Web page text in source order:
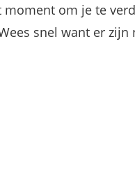
om je te
snel want er